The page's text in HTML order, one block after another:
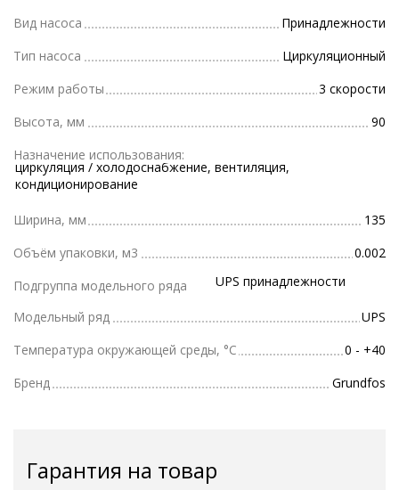
Вид насоса
Принадлежности
Тип насоса
Циркуляционный
Режим работы
3 скорости
Высота, мм
90
Назначение использования:
циркуляция / холодоснабжение, вентиляция,
кондиционирование
Ширина, мм
135
Объём упаковки, м3
0.002
Подгруппа модельного ряда
UPS принадлежности
Модельный ряд
UPS
Температура окружающей среды, °С
0 - +40
Бренд
Grundfos
Гарантия на товар